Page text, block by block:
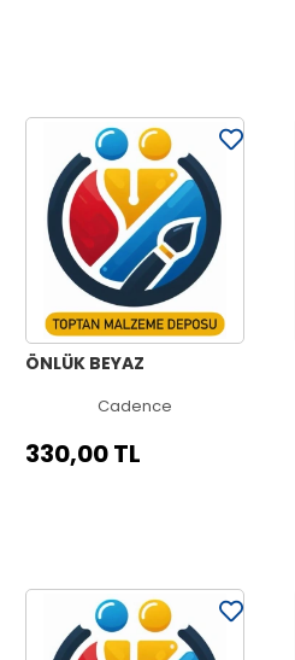
ÖNLÜK BEYAZ
Cadence
330,00 TL